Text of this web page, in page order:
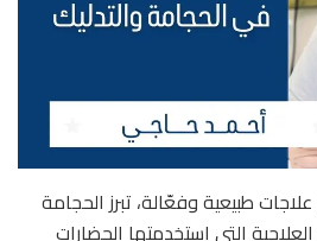
طبيعية وفعّالة، تبرز الحجامة
التي استخدمتها الحضارات